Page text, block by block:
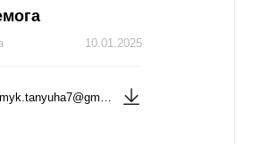
10.01.2025